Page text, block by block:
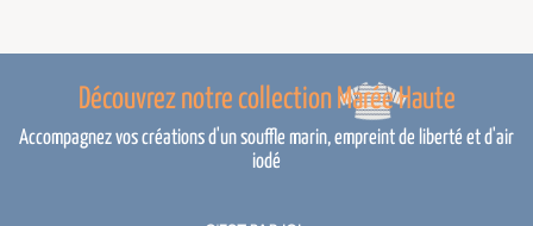
Découvrez notre collection Marée Haute
Accompagnez vos créations d'un souffle marin, empreint de liberté et d'air
iodé